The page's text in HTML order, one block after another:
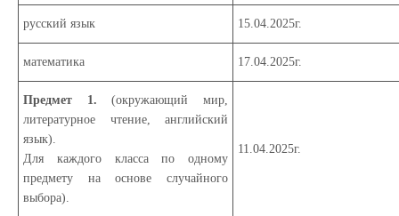
русский язык 15.04.2025г.
математика 17.04.2025г.
Предмет 1.(окружающий мир,
литературное чтение, английский
язык).
Для каждого класса по одному
предмету на основе случайного
выбора).
11.04.2025г.